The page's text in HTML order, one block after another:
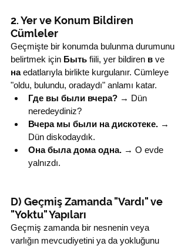
2. Yer ve Konum Bildiren
Cümleler
Geçmişte bir konumda bulunma durumunu
belirtmek için Быть fiili, yer bildiren в ve
на edatlarıyla birlikte kurgulanır. Cümleye
"oldu, bulundu, oradaydı" anlamı katar.
Где вы были вчера? → Dün
neredeydiniz?
Вчера мы были на дискотеке. →
Dün diskodaydık.
Она была дома одна. → O evde
yalnızdı.
D) Geçmiş Zamanda "Vardı" ve
"Yoktu" Yapıları
Geçmiş zamanda bir nesnenin veya
varlığın mevcudiyetini ya da yokluğunu